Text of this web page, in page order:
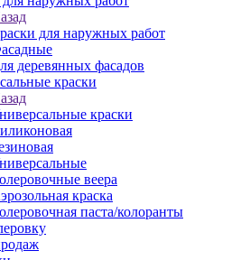
для наружных работ
деревянных фасадов
краски
краски
веера
краска
паста/колоранты